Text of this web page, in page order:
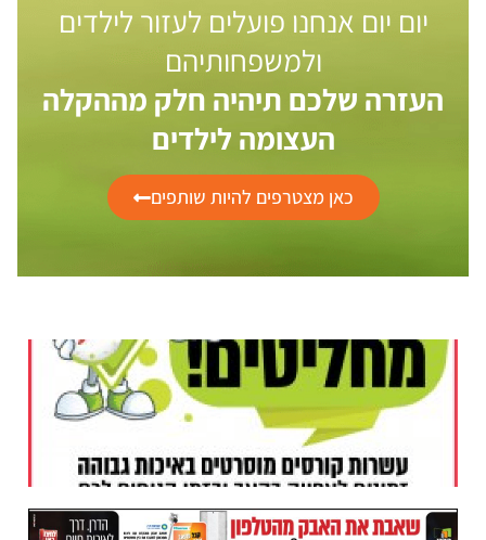
יום יום אנחנו פועלים לעזור לילדים
ולמשפחותיהם
העזרה שלכם תיהיה חלק מההקלה
העצומה לילדים
כאן מצטרפים להיות שותפים